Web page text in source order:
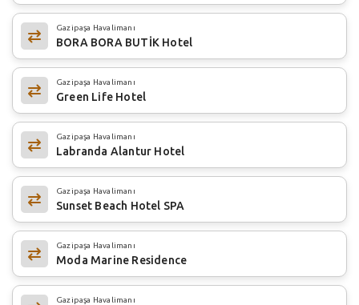
Gazipaşa Havalimanı
BORA BORA BUTİK Hotel
Gazipaşa Havalimanı
Green Life Hotel
Gazipaşa Havalimanı
Labranda Alantur Hotel
Gazipaşa Havalimanı
Sunset Beach Hotel SPA
Gazipaşa Havalimanı
Moda Marine Residence
Gazipaşa Havalimanı